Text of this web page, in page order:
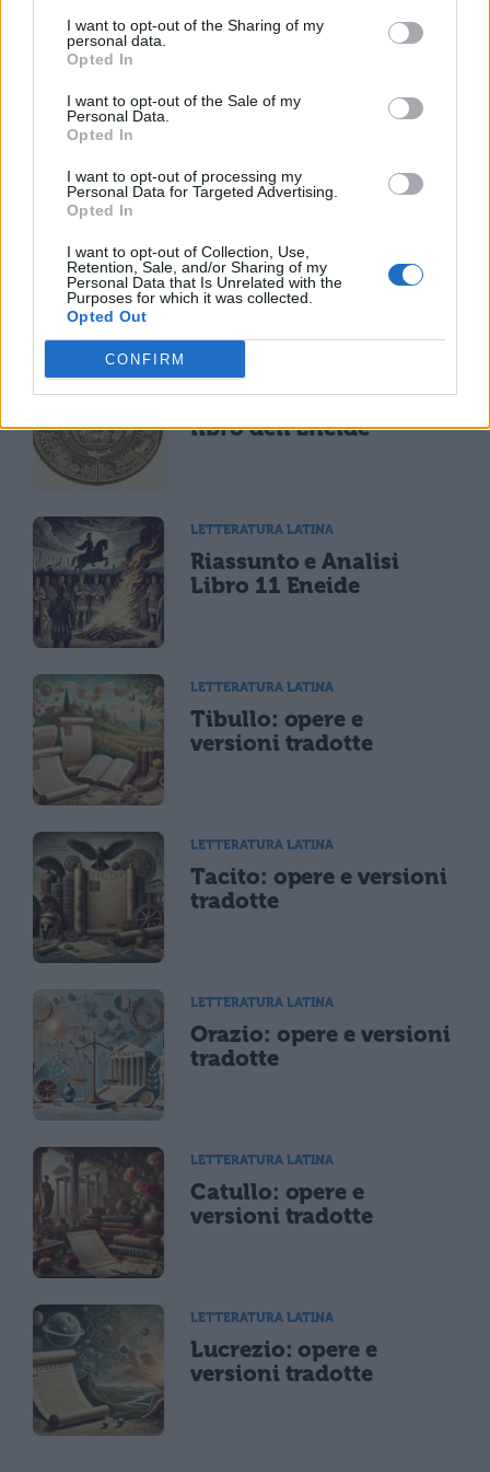
I want to opt-out of the Sharing of my
personal data.
Opted In
I want to opt-out of the Sale of my
Personal Data.
Opted In
I want to opt-out of processing my
Personal Data for Targeted Advertising.
Opted In
I want to opt-out of Collection, Use,
Retention, Sale, and/or Sharing of my
Personal Data that Is Unrelated with the
Purposes for which it was collected.
Opted Out
CONFIRM
TI POTREBBE INTERESSARE
La Commedia di Plauto
Riassunto libro per
libro dell'Eneide
LETTERATURA LATINA
Riassunto e Analisi
Libro 11 Eneide
LETTERATURA LATINA
Tibullo: opere e
versioni tradotte
LETTERATURA LATINA
Tacito: opere e versioni
tradotte
LETTERATURA LATINA
Orazio: opere e versioni
tradotte
LETTERATURA LATINA
Catullo: opere e
versioni tradotte
LETTERATURA LATINA
Lucrezio: opere e
versioni tradotte